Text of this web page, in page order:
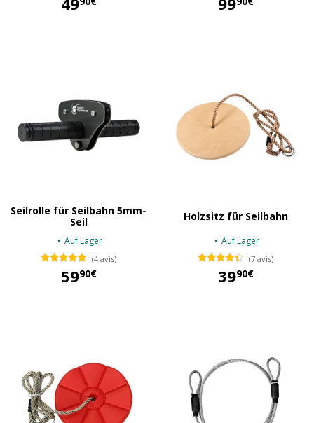
Seilrolle für Seilbahn 5mm-
Seil
Auf Lager
(4 avis)
5990€
Holzsitz für Seilbahn
Auf Lager
(7 avis)
3990€